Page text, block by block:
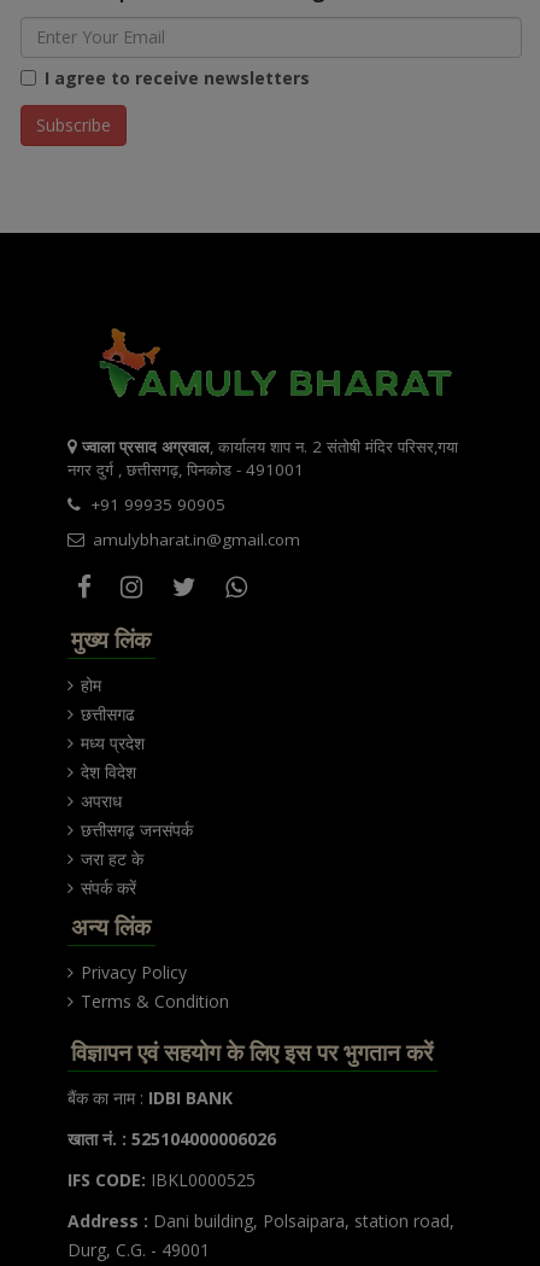
I agree to receive newsletters
ज्वाला प्रसाद अग्रवाल, कार्यालय शाप न. 2 संतोषी मंदिर परिसर,गया
नगर दुर्ग , छत्तीसगढ़, पिनकोड - 491001
+91 99935 90905
amulybharat.in@gmail.com
मुख्य लिंक
होम
छत्तीसगढ
मध्य प्रदेश
देश विदेश
अपराध
छत्तीसगढ़ जनसंपर्क
जरा हट के
संपर्क करें
अन्य लिंक
Privacy Policy
Terms & Condition
विज्ञापन एवं सहयोग के लिए इस पर भुगतान करें
बैंक का नाम : IDBI BANK
खाता नं. : 525104000006026
IFS CODE: IBKL0000525
Address : Dani building, Polsaipara, station road,
Durg, C.G. - 49001